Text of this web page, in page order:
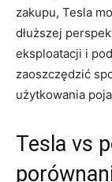
zakupu, Tesla
‌dłuższej
eksploatacji i
⁢zaoszczędzić
użytkowania
Tesla vs